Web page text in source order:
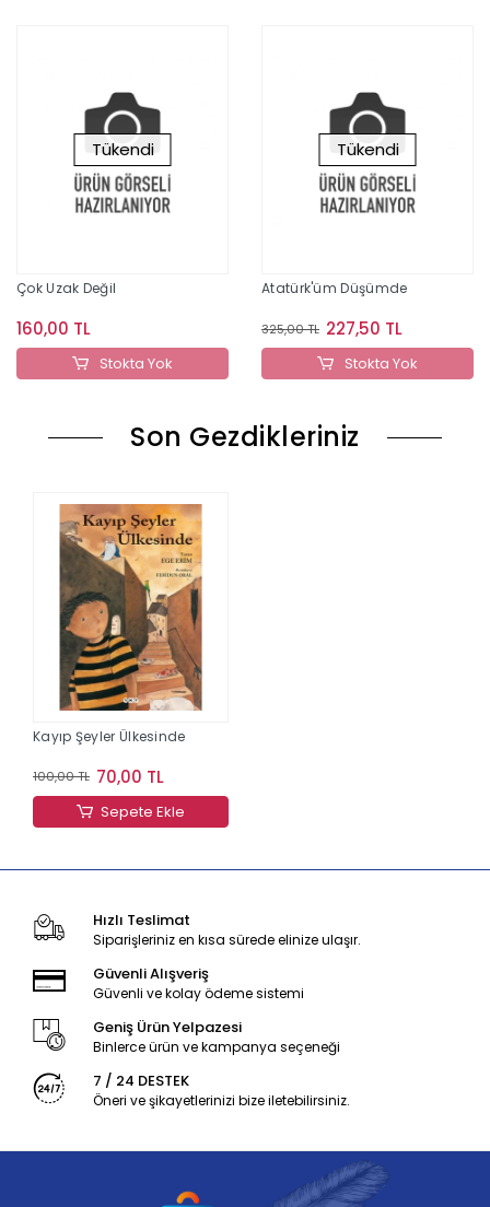
Tükendi
Çok Uzak Değil
160,00 TL
Stokta Yok
Tükendi
Atatürk'üm Düşümde
325,00 TL 227,50 TL
Stokta Yok
Son Gezdikleriniz
Kayıp Şeyler Ülkesinde
100,00 TL 70,00 TL
Sepete Ekle
Hızlı Teslimat
Siparişleriniz en kısa sürede elinize ulaşır.
Güvenli Alışveriş
Güvenli ve kolay ödeme sistemi
Geniş Ürün Yelpazesi
Binlerce ürün ve kampanya seçeneği
7 / 24 DESTEK
Öneri ve şikayetlerinizi bize iletebilirsiniz.